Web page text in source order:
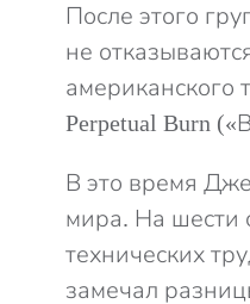
После этого
не
американского
Perpetual Burn
В это время
мира. На шести
технических
замечал